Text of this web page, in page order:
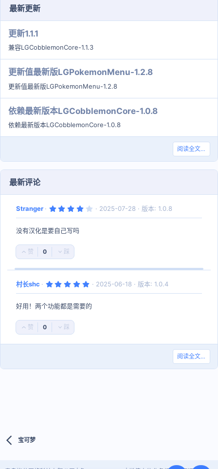
最新更新
更新1.1.1
兼容LGCobblemonCore-1.1.3
更新值最新版LGPokemonMenu-1.2.8
更新值最新版LGPokemonMenu-1.2.8
依赖最新版本LGCobblemonCore-1.0.8
依赖最新版本LGCobblemonCore-1.0.8
阅读全文…
最新评论
Stranger
4
0
2025-07-28 版本: 1.0.8
没有汉化是要自己写吗
好
评
0
否
决
村长shc
5
0
0
星
2025-06-18 版本: 1.0.4
好用！两个功能都是需要的
好
评
0
否
决
阅读全文…
宝可梦